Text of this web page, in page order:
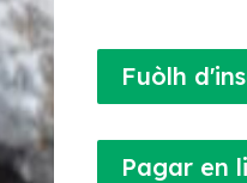
Fuòlh
Pagar en